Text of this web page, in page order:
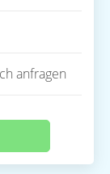
anfragen